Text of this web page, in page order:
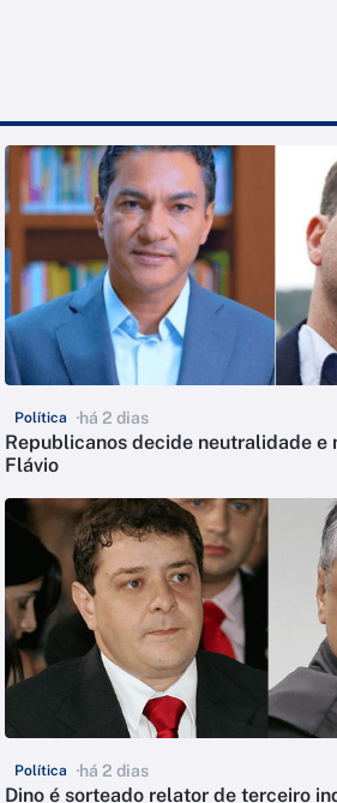
Política há 2 dias
Republicanos decide neutralidade e
Flávio
Política há 2 dias
Dino é sorteado relator de terceiro